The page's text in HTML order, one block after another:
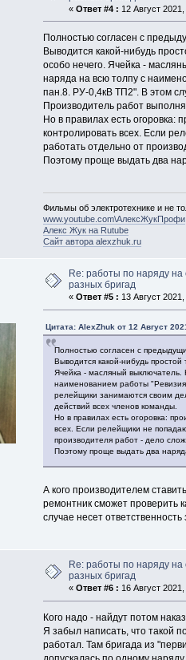
« Ответ #4 : 12 Август
Полностью согласен с
Выводится какой-нибудь
особо нечего. Ячейка -
наряда на всю толпу с
пан.8. РУ-0,4кВ ТП2". В этом
Производитель работ
Но в правилах есть огоровка:
контролировать всех. Если
работать отдельно от
Поэтому проще выдать два
Фильмы об электротехнике и не
www.youtube.com\АлексЖукПрофи
Алекс Жук на Rutube
Сайт автора alexzhuk.ru
Re: работы по наряду
разных бригад
« Ответ #5 : 13 Август
Цитата: AlexZhuk от 12 Август
Полностью согласен с
Выводится какой-нибудь
Ячейка - масляный выключатель.
наименованием работы
релейщики занимаются своим
действий всех членов команды.
Но в правилах есть огоровка:
всех. Если релейщики не
производителя работ - дело
Поэтому проще выдать два
А кого производителем
ремонтник сможет проверить
случае несет
Re: работы по наряду
разных бригад
« Ответ #6 : 16 Август
Кого надо - найдут потом
Я забыл написать, что такой
работал. Там бригада из